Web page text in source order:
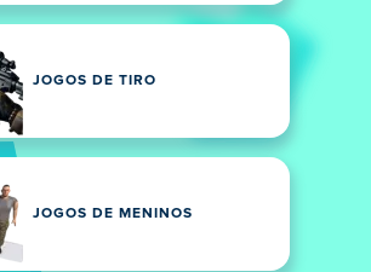
JOGOS DE TIRO
JOGOS DE MENINOS